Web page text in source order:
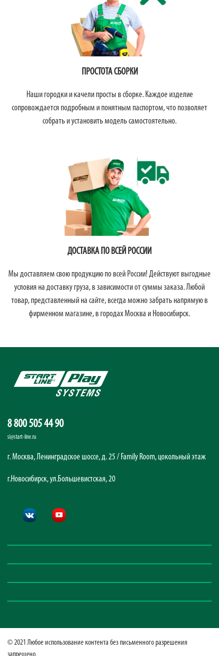
ПРОСТОТА СБОРКИ
Наши городки и качели просты в сборке. Каждое изделие
сопровождается подробным и понятным паспортом, что позволяет
собрать и установить модель самостоятельно.
ДОСТАВКА ПО ВСЕЙ РОССИИ
Мы доставляем свою продукцию по всей России! Действуют выгодные
условия на доставку груза, в зависимости от суммы заказа. Любой
товар, представленный на сайте, всегда можно забрать напрямую в
фирменном магазине, в городах Москва и Новосибирск.
8 800 505 44 90
sl@start-line.ru
г. Москва, Ленинградское шоссе, д. 25 / Family Room, цокольный этаж
г.Новосибирск, ул.Большевистская, 20
© 2021 Любое использование контента без письменного разрешения